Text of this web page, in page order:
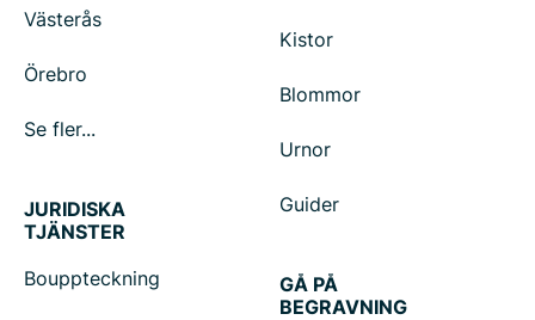
Västerås
Örebro
Se fler...
Kistor
Blommor
Urnor
Guider
JURIDISKA
TJÄNSTER
Bouppteckning
GÅ PÅ
BEGRAVNING